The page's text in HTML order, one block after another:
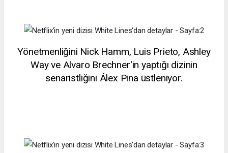
Yönetmenliğini Nick Hamm, Luis Prieto, Ashley
Way ve Alvaro Brechner'in yaptığı dizinin
senaristliğini Álex Pina üstleniyor.